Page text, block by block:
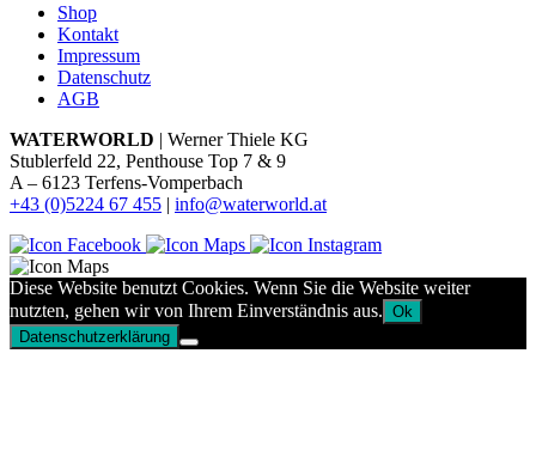
Shop
Kontakt
Impressum
Datenschutz
AGB
WATERWORLD | Werner Thiele KG
Stublerfeld 22, Penthouse Top 7 & 9
A – 6123 Terfens-Vomperbach
+43 (0)5224 67 455 | info@waterworld.at
Diese Website benutzt Cookies. Wenn Sie die Website weiter
nutzten, gehen wir von Ihrem Einverständnis aus. Ok
Datenschutzerklärung